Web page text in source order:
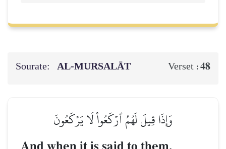
Sourate: AL‑MURSALĀT Verset :48
وَإِذَا قِيلَ لَهُمُ ٱرۡكَعُواْ لَا يَرۡكَعُونَ